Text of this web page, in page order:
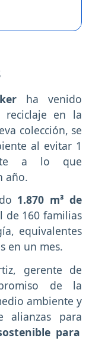
ha venido
reciclaje en la
colección, se
al evitar 1
a lo que
año.
1.870 m³ de
de 160 familias
equivalentes
en un mes.
gerente de
de la
ambiente y
para
para